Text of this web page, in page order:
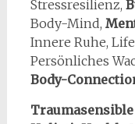
Stressresilienz,
Body-Mind,
Innere Ruhe,
Persönliches
Body-
Traumasensible